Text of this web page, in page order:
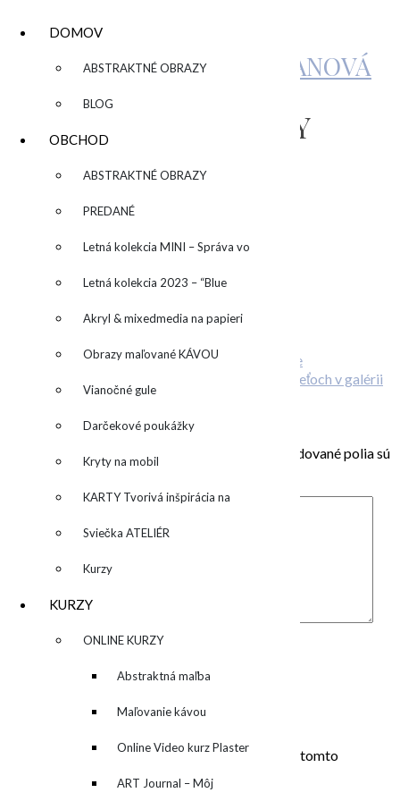
DOMOV
▼ ABSTRAKTNÉ OBRAZY
BLOG
OBCHOD
▼ ABSTRAKTNÉ OBRAZY
PREDANÉ
Letná kolekcia MINI – Správa vo
fľaši
Letná kolekcia 2023 – “Blue
SUN” – “Modré slnko”
Akryl & mixedmedia na papieri
Obrazy maľované KÁVOU
Vianočné gule
Darčekové poukážky
Kryty na mobil
KARTY Tvorivá inšpirácia na
každý deň
Sviečka ATELIÉR
Kurzy
KURZY
▼ ONLINE KURZY
▼ Abstraktná maľba
akrylom (Mixed Media)
Maľovanie kávou
Online Video kurz Plaster
ART
ART Journal – Môj
KATARÍNA SUJOVÁ KALMANOVÁ
COPY OF ZAKLADNY
KURZ (7)
byadmin Leave a Comment
Related Posts
… prečo otvoriť dvere svojej kreativite?
Stiahni si wallpaper alebo desktop pozadie
O deťoch v galérii
Pridaj komentár
Vaša e-mailová adresa nebude zverejnená.
Vyžadované polia sú
Uložiť moje meno, e-mail a webovú stránku v tomto
prehliadači pre moje budúce komentáre.